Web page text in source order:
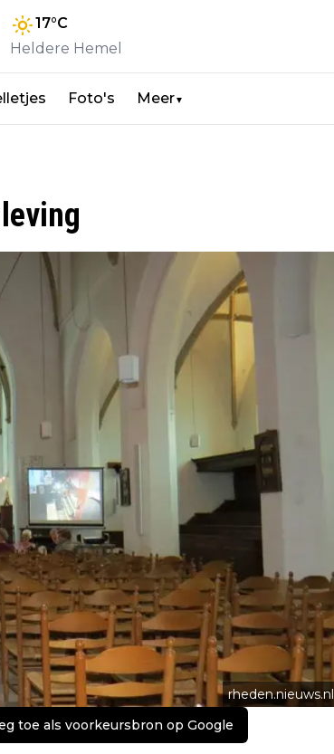
17°C
Heldere Hemel
Foto's Meer▼
rheden.nieuws.nl
toe als voorkeursbron op Google